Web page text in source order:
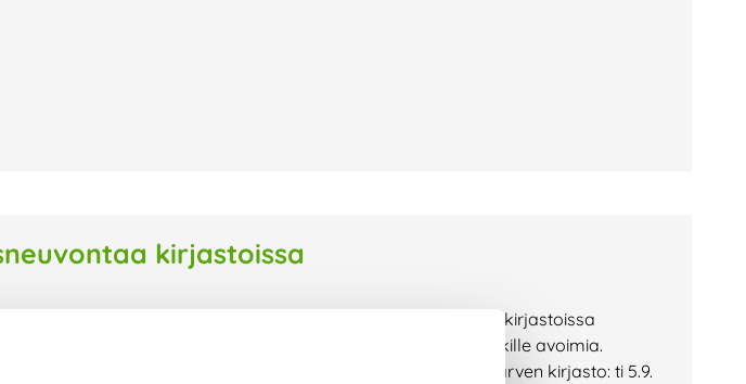
kirjastoissa
Suvi Kontio kiertää syksyn aikana omistajakuntiemme kirjastoissa
Tilaisuudet ovat maksuttomia ja kaikille avoimia.
ja paikkakunnat Pyhäjoen kirjasto: ke 30.8. klo 18 Pyhäjärven kirjasto: ti 5.9.